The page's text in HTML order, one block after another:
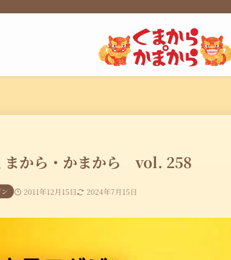
まから・かまから vol. 258
2011年12月15日 2024年7月15日